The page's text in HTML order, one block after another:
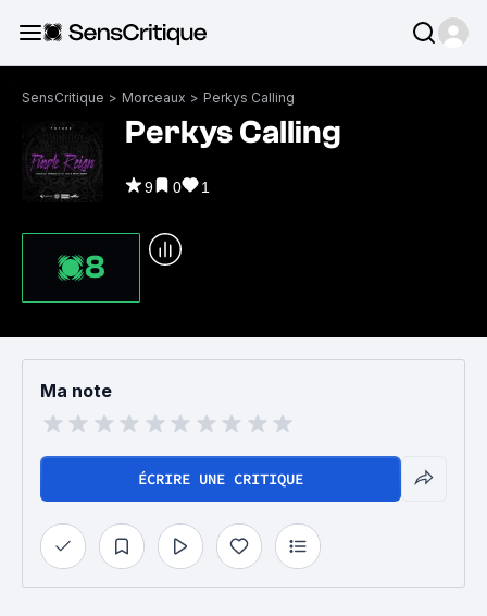
SensCritique > Morceaux > Perkys Calling
Perkys Calling
9 0 1
8
Ma note
ÉCRIRE UNE CRITIQUE